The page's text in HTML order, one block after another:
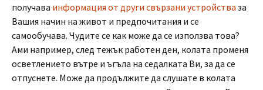
получава информация от други свързани устройства за
Вашия начин на живот и предпочитания и се
самообучава. Чудите се как може да се използва това?
Ами например, след тежък работен ден, колата променя
осветлението вътре и ъгъла на седалката Ви, за да се
отпуснете. Може да продължите да слушате в колата